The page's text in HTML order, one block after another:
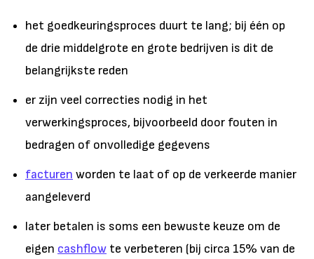
het goedkeuringsproces duurt te lang; bij één op
de drie middelgrote en grote bedrijven is dit de
belangrijkste reden
er zijn veel correcties nodig in het
verwerkingsproces, bijvoorbeeld door fouten in
bedragen of onvolledige gegevens
facturen worden te laat of op de verkeerde manier
aangeleverd
later betalen is soms een bewuste keuze om de
eigen cashflow te verbeteren (bij circa 15% van de